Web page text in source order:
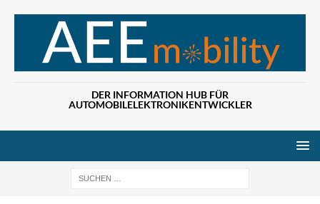
DER INFORMATION HUB FÜR
AUTOMOBILELEKTRONIKENTWICKLER